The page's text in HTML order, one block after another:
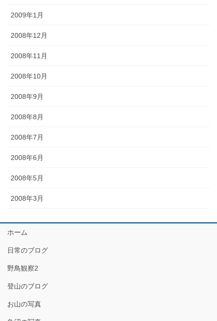
2009年1月
2008年12月
2008年11月
2008年10月
2008年9月
2008年8月
2008年7月
2008年6月
2008年5月
2008年3月
ホーム
日常のブログ
野鳥観察2
登山のブログ
お山の写真